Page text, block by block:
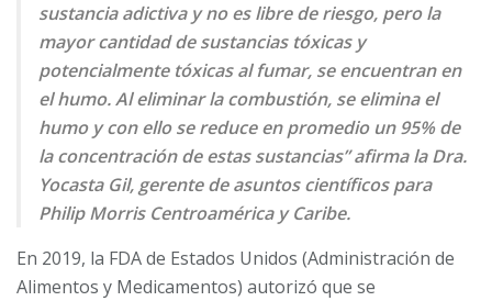
sustancia adictiva y no es libre de riesgo, pero la
mayor cantidad de sustancias tóxicas y
potencialmente tóxicas al fumar, se encuentran en
el humo. Al eliminar la combustión, se elimina el
humo y con ello se reduce en promedio un 95% de
la concentración de estas sustancias” afirma la Dra.
Yocasta Gil, gerente de asuntos científicos para
Philip Morris Centroamérica y Caribe.
En 2019, la FDA de Estados Unidos (Administración de
Alimentos y Medicamentos) autorizó que se